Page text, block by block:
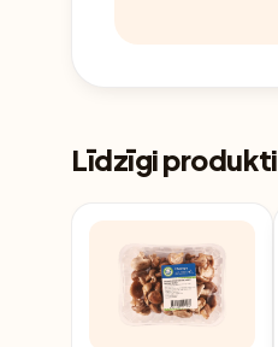
Līdzīgi produkti